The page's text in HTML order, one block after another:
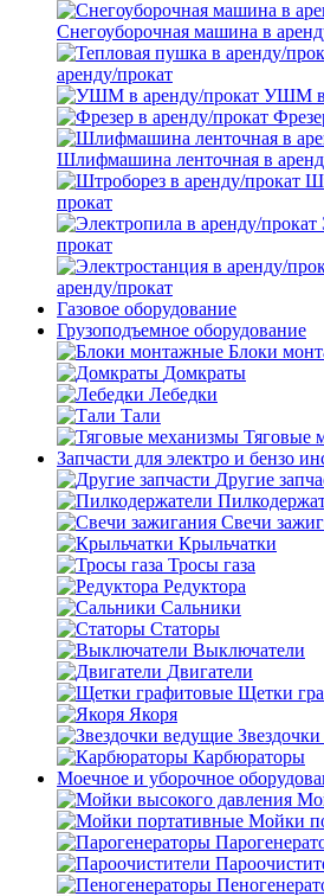
Снегоуборочная машина в
аренду/прокат
УШМ в
Шлифмашина ленточная в
прокат
прокат
аренду/прокат
Газовое оборудование
Грузоподъемное оборудование
Блоки
Домкраты
Лебедки
Тали
Тяговые
Запчасти для электро и бензо
Другие
Свечи
Крыльчатки
Тросы газа
Редуктора
Сальники
Статоры
Выключатели
Двигатели
Щетки
Якоря
Карбюраторы
Моечное и уборочное
Мойки